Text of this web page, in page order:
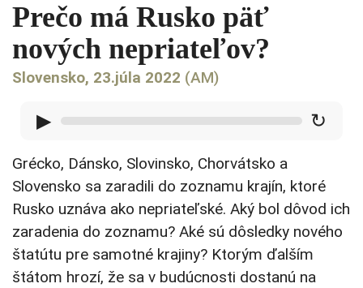
Prečo má Rusko päť
nových nepriateľov?
Slovensko, 23.júla 2022 (AM)
▶ ↻
Grécko, Dánsko, Slovinsko, Chorvátsko a
Slovensko sa zaradili do zoznamu krajín, ktoré
Rusko uznáva ako nepriateľské. Aký bol dôvod ich
zaradenia do zoznamu? Aké sú dôsledky nového
štatútu pre samotné krajiny? Ktorým ďalším
štátom hrozí, že sa v budúcnosti dostanú na